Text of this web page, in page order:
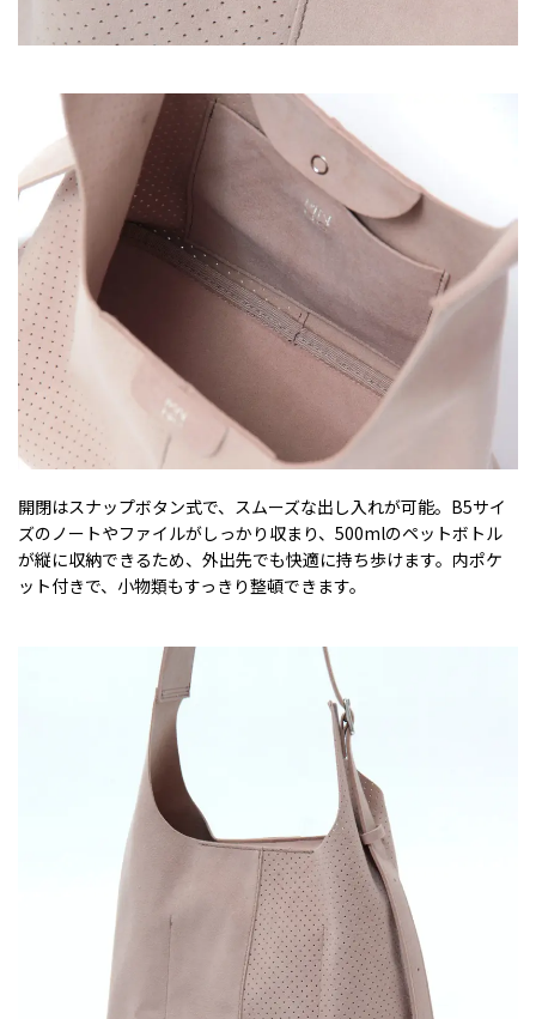
開閉はスナップボタン式で、スムーズな出し入れが可能。B5サイ
ズのノートやファイルがしっかり収まり、500mlのペットボトル
が縦に収納できるため、外出先でも快適に持ち歩けます。内ポケ
ット付きで、小物類もすっきり整頓できます。